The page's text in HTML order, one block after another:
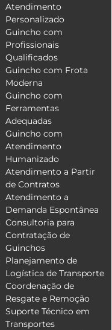
Atendimento
Personalizado
Guincho com
Profissionais
Qualificados
Guincho com Frota
Moderna
Guincho com
Ferramentas
Adequadas
Guincho com
Atendimento
Humanizado
Atendimento a Partir
de Contratos
Atendimento a
Demanda Espontânea
Consultoria para
Contratação de
Guinchos
Planejamento de
Logística de Transporte
Coordenação de
Resgate e Remoção
Suporte Técnico em
Transportes